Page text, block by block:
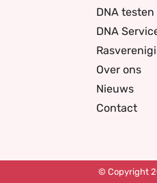
DNA testen
DNA
Over ons
Nieuws
Contact
© Copyright